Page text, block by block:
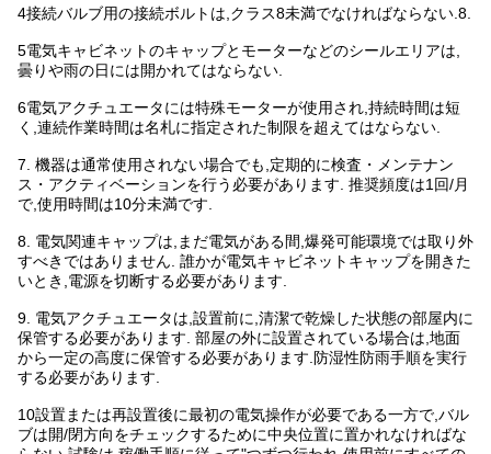
4接続バルブ用の接続ボルトは,クラス8未満でなければならない.8.
5電気キャビネットのキャップとモーターなどのシールエリアは,
曇りや雨の日には開かれてはならない.
6電気アクチュエータには特殊モーターが使用され,持続時間は短
く,連続作業時間は名札に指定された制限を超えてはならない.
7. 機器は通常使用されない場合でも,定期的に検査・メンテナン
ス・アクティベーションを行う必要があります. 推奨頻度は1回/月
で,使用時間は10分未満です.
8. 電気関連キャップは,まだ電気がある間,爆発可能環境では取り外
すべきではありません. 誰かが電気キャビネットキャップを開きた
いとき,電源を切断する必要があります.
9. 電気アクチュエータは,設置前に,清潔で乾燥した状態の部屋内に
保管する必要があります. 部屋の外に設置されている場合は,地面
から一定の高度に保管する必要があります.防湿性防雨手順を実行
する必要があります.
10設置または再設置後に最初の電気操作が必要である一方で,バル
ブは開/閉方向をチェックするために中央位置に置かれなければな